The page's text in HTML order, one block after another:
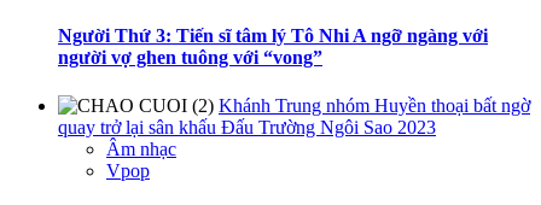
Người Thứ 3: Tiến sĩ tâm lý Tô Nhi A ngỡ ngàng với
người vợ ghen tuông với “vong”
Khánh Trung nhóm Huyền thoại bất ngờ
quay trở lại sân khấu Đấu Trường Ngôi Sao 2023
Âm nhạc
Vpop